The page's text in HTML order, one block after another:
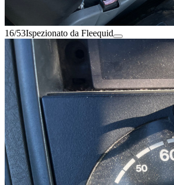
16/53Ispezionato da Fleequid